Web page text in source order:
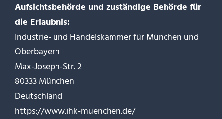
Aufsichtsbehörde und zuständige Behörde für
die Erlaubnis:
Industrie- und Handelskammer für München und
Oberbayern
Max-Joseph-Str. 2
80333 München
Deutschland
https://www.ihk-muenchen.de/